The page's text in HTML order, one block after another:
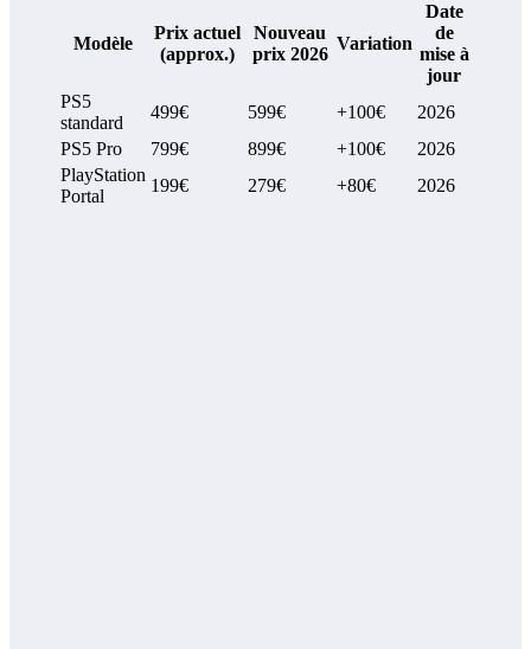
Modèle
Prix actuel
(approx.)
Nouveau
prix 2026
Variation
Date
de
mise à
jour
PS5
standard
499€ 599€ +100€
2026
PS5 Pro
799€ 899€ +100€
2026
PlayStation
Portal
199€ 279€ +80€ 2026